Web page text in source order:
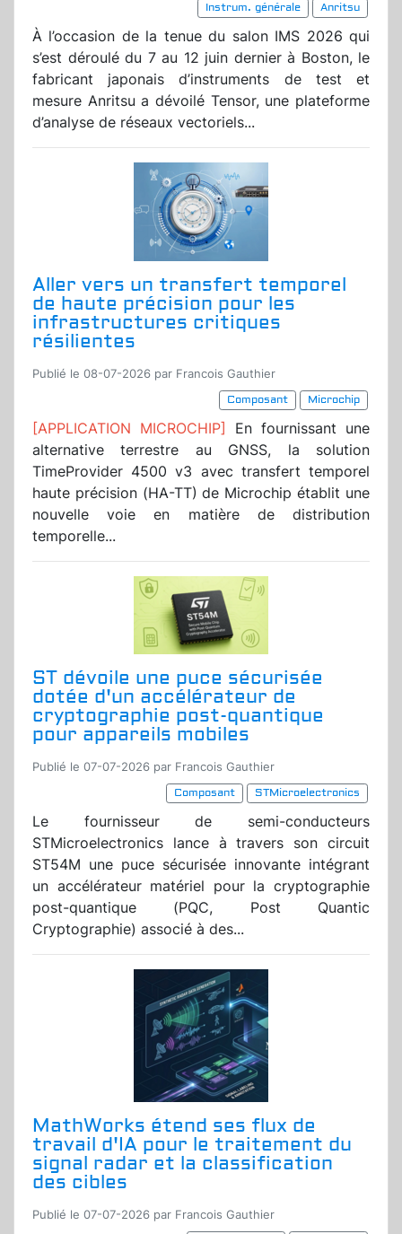
Instrum. générale
Anritsu
À l’occasion de la tenue du salon IMS 2026 qui
s’est déroulé du 7 au 12 juin dernier à Boston, le
fabricant japonais d’instruments de test et
mesure Anritsu a dévoilé Tensor, une plateforme
d’analyse de réseaux vectoriels...
Aller vers un transfert temporel
de haute précision pour les
infrastructures critiques
résilientes
Publié le 08-07-2026 par Francois Gauthier
Composant
Microchip
[APPLICATION MICROCHIP] En fournissant une
alternative terrestre au GNSS, la solution
TimeProvider 4500 v3 avec transfert temporel
haute précision (HA-TT) de Microchip établit une
nouvelle voie en matière de distribution
temporelle...
ST dévoile une puce sécurisée
dotée d'un accélérateur de
cryptographie post-quantique
pour appareils mobiles
Publié le 07-07-2026 par Francois Gauthier
Composant
STMicroelectronics
Le fournisseur de semi-conducteurs
STMicroelectronics lance à travers son circuit
ST54M une puce sécurisée innovante intégrant
un accélérateur matériel pour la cryptographie
post-quantique (PQC, Post Quantic
Cryptographie) associé à des...
MathWorks étend ses flux de
travail d'IA pour le traitement du
signal radar et la classification
des cibles
Publié le 07-07-2026 par Francois Gauthier